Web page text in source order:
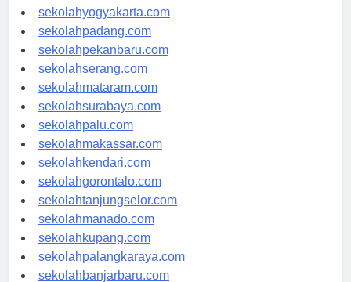
sekolahsemarang.com
sekolahyogyakarta.com
sekolahpadang.com
sekolahpekanbaru.com
sekolahserang.com
sekolahmataram.com
sekolahsurabaya.com
sekolahpalu.com
sekolahmakassar.com
sekolahkendari.com
sekolahgorontalo.com
sekolahtanjungselor.com
sekolahmanado.com
sekolahkupang.com
sekolahpalangkaraya.com